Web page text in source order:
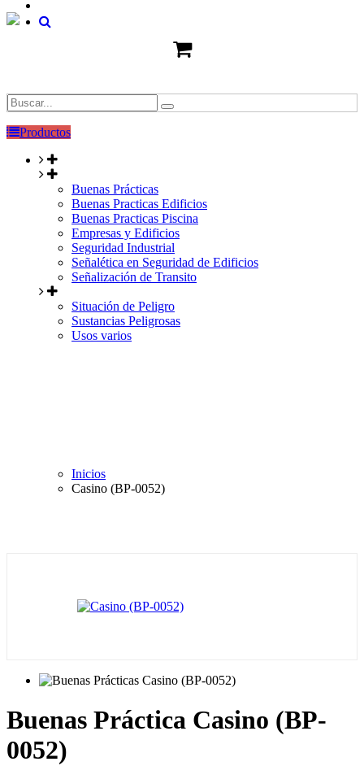
Productos
Buenas Prácticas
Buenas Practicas Edificios
Buenas Practicas Piscina
Empresas y Edificios
Seguridad Industrial
Señalética en Seguridad de Edificios
Señalización de Transito
Situación de Peligro
Sustancias Peligrosas
Usos varios
Inicios
Casino (BP-0052)
Buenas Práctica Casino (BP-
0052)